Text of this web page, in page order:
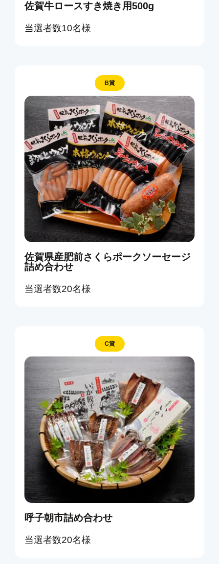
佐賀牛ロースすき焼き用500g
当選者数10名様
B賞
佐賀県産肥前さくらポークソーセージ
詰め合わせ
当選者数20名様
C賞
呼子朝市詰め合わせ
当選者数20名様